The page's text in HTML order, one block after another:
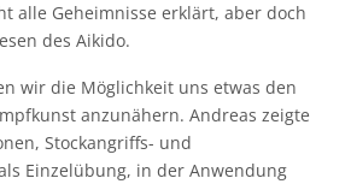
alle Geheimnisse erklärt, aber doch
des Aikido.
wir die Möglichkeit uns etwas den
anzunähern. Andreas zeigte
Stockangriffs- und
Einzelübung, in der Anwendung